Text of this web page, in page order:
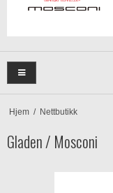
Hjem / Nettbutikk
Gladen / Mosconi